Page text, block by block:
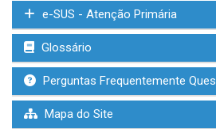
e-SUS - Atenção Primária
Glossário
Perguntas Frequentemente
Mapa do Site